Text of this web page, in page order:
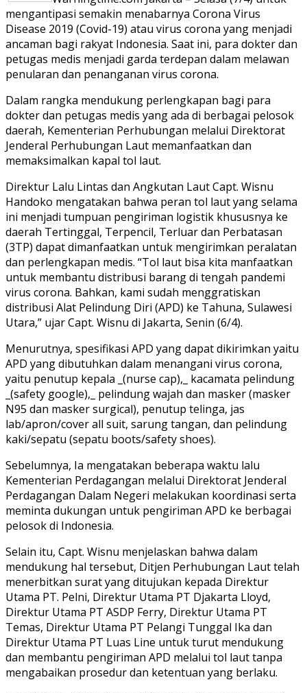
mengantipasi semakin menabarnya Corona Virus
Disease 2019 (Covid-19) atau virus corona yang menjadi
ancaman bagi rakyat Indonesia. Saat ini, para dokter dan
petugas medis menjadi garda terdepan dalam melawan
penularan dan penanganan virus corona.
Dalam rangka mendukung perlengkapan bagi para
dokter dan petugas medis yang ada di berbagai pelosok
daerah, Kementerian Perhubungan melalui Direktorat
Jenderal Perhubungan Laut memanfaatkan dan
memaksimalkan kapal tol laut.
Direktur Lalu Lintas dan Angkutan Laut Capt. Wisnu
Handoko mengatakan bahwa peran tol laut yang selama
ini menjadi tumpuan pengiriman logistik khususnya ke
daerah Tertinggal, Terpencil, Terluar dan Perbatasan
(3TP) dapat dimanfaatkan untuk mengirimkan peralatan
dan perlengkapan medis. “Tol laut bisa kita manfaatkan
untuk membantu distribusi barang di tengah pandemi
virus corona. Bahkan, kami sudah menggratiskan
distribusi Alat Pelindung Diri (APD) ke Tahuna, Sulawesi
Utara,” ujar Capt. Wisnu di Jakarta, Senin (6/4).
Menurutnya, spesifikasi APD yang dapat dikirimkan yaitu
APD yang dibutuhkan dalam menangani virus corona,
yaitu penutup kepala _(nurse cap),_ kacamata pelindung
_(safety google),_ pelindung wajah dan masker (masker
N95 dan masker surgical), penutup telinga, jas
lab/apron/cover all suit, sarung tangan, dan pelindung
kaki/sepatu (sepatu boots/safety shoes).
Sebelumnya, Ia mengatakan beberapa waktu lalu
Kementerian Perdagangan melalui Direktorat Jenderal
Perdagangan Dalam Negeri melakukan koordinasi serta
meminta dukungan untuk pengiriman APD ke berbagai
pelosok di Indonesia.
Selain itu, Capt. Wisnu menjelaskan bahwa dalam
mendukung hal tersebut, Ditjen Perhubungan Laut telah
menerbitkan surat yang ditujukan kepada Direktur
Utama PT. Pelni, Direktur Utama PT Djakarta Lloyd,
Direktur Utama PT ASDP Ferry, Direktur Utama PT
Temas, Direktur Utama PT Pelangi Tunggal Ika dan
Direktur Utama PT Luas Line untuk turut mendukung
dan membantu pengiriman APD melalui tol laut tanpa
mengabaikan prosedur dan ketentuan yang berlaku.